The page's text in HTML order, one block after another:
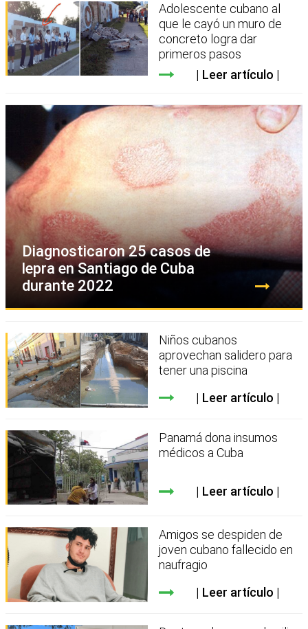
Adolescente cubano al
que le cayó un muro de
concreto logra dar
primeros pasos
Leer artículo
Diagnosticaron 25 casos de
lepra en Santiago de Cuba
durante 2022
Niños cubanos
aprovechan salidero para
tener una piscina
Leer artículo
Panamá dona insumos
médicos a Cuba
Leer artículo
Amigos se despiden de
joven cubano fallecido en
naufragio
Leer artículo